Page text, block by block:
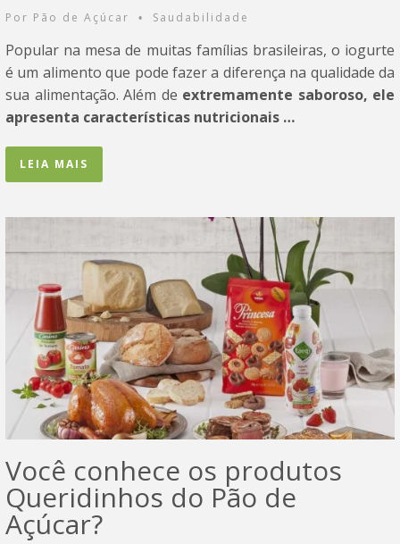
Por Pão de Açúcar • Saudabilidade
Popular na mesa de muitas famílias brasileiras, o iogurte
é um alimento que pode fazer a diferença na qualidade da
sua alimentação. Além de extremamente saboroso, ele
apresenta características nutricionais …
LEIA MAIS
Você conhece os produtos
Queridinhos do Pão de
Açúcar?